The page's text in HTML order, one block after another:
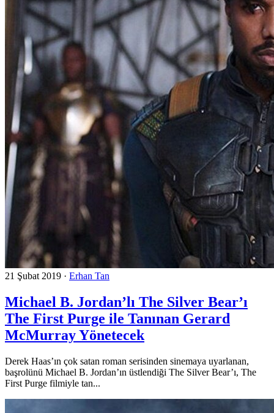
21 Şubat 2019 · Erhan Tan
Michael B. Jordan’lı The Silver Bear’ı
The First Purge ile Tanınan Gerard
McMurray Yönetecek
Derek Haas’ın çok satan roman serisinden sinemaya uyarlanan,
başrolünü Michael B. Jordan’ın üstlendiği The Silver Bear’ı, The
First Purge filmiyle tan...